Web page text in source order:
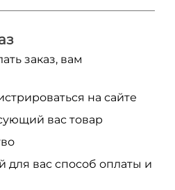
заказ, вам
на сайте
вас товар
для вас способ оплаты и